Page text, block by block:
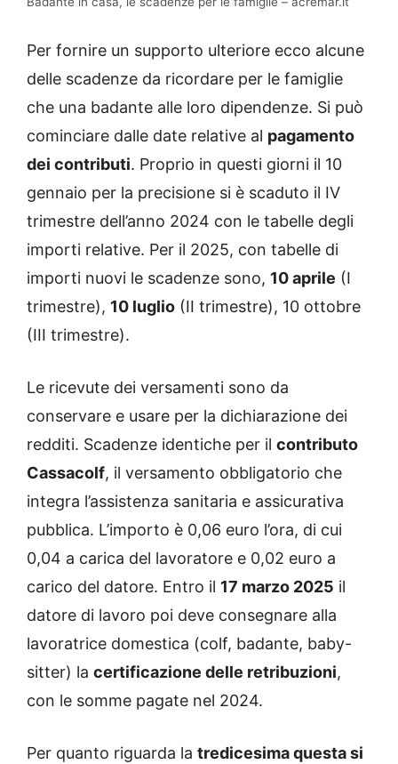
Per fornire un supporto ulteriore ecco alcune
delle scadenze da ricordare per le famiglie
che una badante alle loro dipendenze. Si può
cominciare dalle date relative al pagamento
dei contributi. Proprio in questi giorni il 10
gennaio per la precisione si è scaduto il IV
trimestre dell’anno 2024 con le tabelle degli
importi relative. Per il 2025, con tabelle di
importi nuovi le scadenze sono, 10 aprile (I
trimestre), 10 luglio (II trimestre), 10 ottobre
(III trimestre).
Le ricevute dei versamenti sono da
conservare e usare per la dichiarazione dei
redditi. Scadenze identiche per il contributo
Cassacolf, il versamento obbligatorio che
integra l’assistenza sanitaria e assicurativa
pubblica. L’importo è 0,06 euro l’ora, di cui
0,04 a carica del lavoratore e 0,02 euro a
carico del datore. Entro il 17 marzo 2025 il
datore di lavoro poi deve consegnare alla
lavoratrice domestica (colf, badante, baby-
sitter) la certificazione delle retribuzioni,
con le somme pagate nel 2024.
Per quanto riguarda la tredicesima questa si